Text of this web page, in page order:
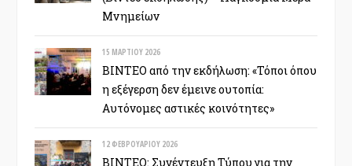
Μνημείων
15 ΜΑΡΤΊΟΥ 2026
ΒΙΝΤΕΟ από την εκδήλωση: «Τόποι όπου
η εξέγερση δεν έμεινε ουτοπία:
Αυτόνομες αστικές κοινότητες»
12 ΦΕΒΡΟΥΑΡΊΟΥ 2026
ΒΙΝΤΕΟ: Συνέντευξη Τύπου για την